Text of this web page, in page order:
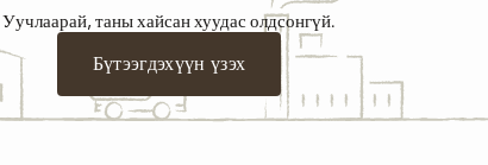
Уучлаарай, таны хайсан хуудас олдсонгүй.
Бүтээгдэхүүн үзэх